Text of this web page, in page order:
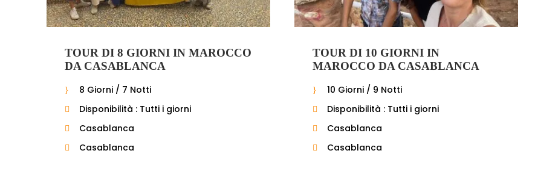
TOUR DI 8 GIORNI IN MAROCCO
DA CASABLANCA
8 Giorni / 7 Notti
Disponibilità : Tutti i giorni
Casablanca
Casablanca
TOUR DI 10 GIORNI IN
MAROCCO DA CASABLANCA
10 Giorni / 9 Notti
Disponibilità : Tutti i giorni
Casablanca
Casablanca